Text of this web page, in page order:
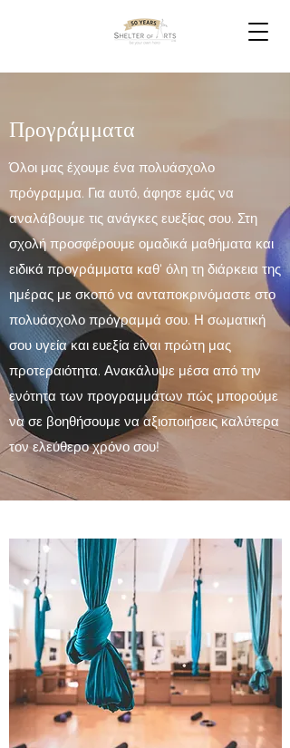
Προγράμματα
Όλοι μας έχουμε ένα πολυάσχολο
πρόγραμμα. Για αυτό, άφησε εμάς να
αναλάβουμε τις ανάγκες ευεξίας σου. Στη
σχολή προσφέρουμε ομαδικά μαθήματα και
ειδικά προγράμματα καθ' όλη τη διάρκεια της
ημέρας με σκοπό να ανταποκρινόμαστε στο
πολυάσχολο πρόγραμμά σου. Η σωματική
σου υγεία και ευεξία είναι πρώτη μας
προτεραιότητα. Ανακάλυψε μέσα από την
ενότητα των προγραμμάτων πώς μπορούμε
να σε βοηθήσουμε να αξιοποιήσεις καλύτερα
τον ελεύθερο χρόνο σου!